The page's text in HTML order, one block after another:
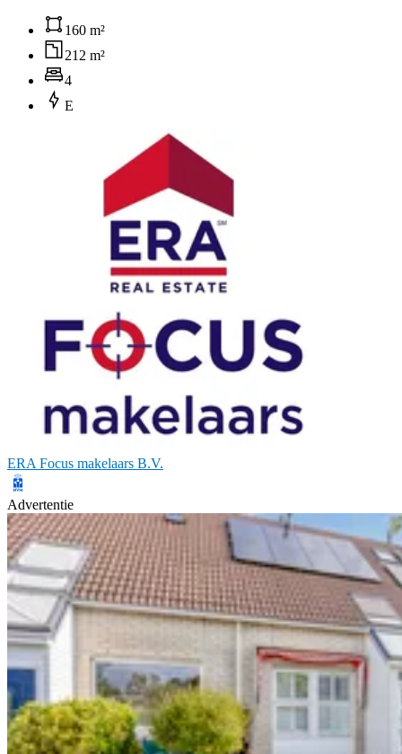
160 m²
212 m²
4
E
ERA Focus makelaars B.V.
Advertentie